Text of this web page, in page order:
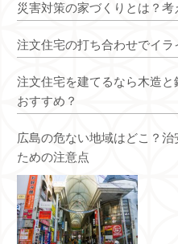
災害対策の家づくりとは？
注文住宅の打ち合わせでイ
注文住宅を建てるなら木造
おすすめ？
広島の危ない地域はどこ？
ための注意点